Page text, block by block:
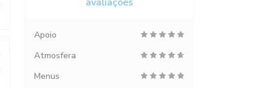
Apoio
Atmosfera
Menus